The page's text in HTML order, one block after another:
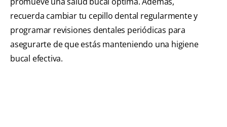
recuerda cambiar tu cepillo dental regularmente y
programar revisiones dentales periódicas para
asegurarte de que estás manteniendo una higiene
bucal efectiva.